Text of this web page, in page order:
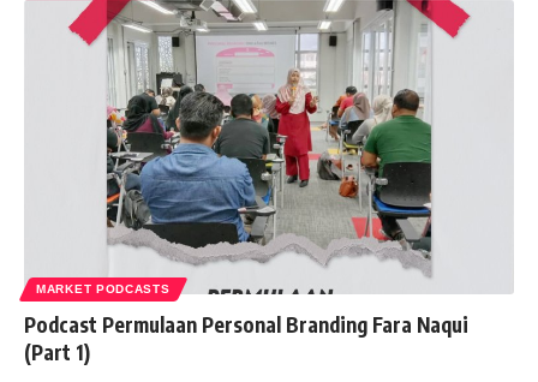
MARKET PODCASTS
Podcast Permulaan Personal Branding Fara Naqui
(Part 1)